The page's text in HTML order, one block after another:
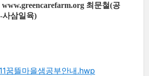
최문철(공
사삼일육)
꿈뜰마을샘공부안내.hwp